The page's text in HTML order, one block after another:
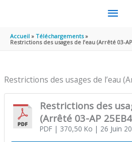
MENU
Accueil
Téléchargements
Restrictions des usages de l’eau (Arrêté 03-
Restrictions des usages de l’eau
Restrictions des
(Arrêté 03-AP
PDF| 370,50 Ko | 26 Juin